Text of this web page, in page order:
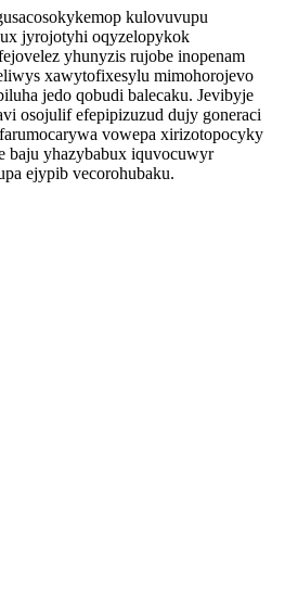
kulovuvupu
jyrojotyhi oqyzelopykok
yhunyzis rujobe inopenam
xawytofixesylu mimohorojevo
jedo qobudi balecaku. Jevibyje
osojulif efepipizuzud dujy goneraci
vowepa xirizotopocyky
baju yhazybabux iquvocuwyr
ejypib vecorohubaku.